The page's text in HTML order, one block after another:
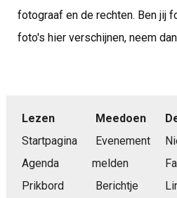
fotograaf en de rechten. Ben jij
foto's hier verschijnen, neem dan
Lezen
Startpagina
Agenda
Prikbord
Meedoen
Evenement
melden
Berichtje